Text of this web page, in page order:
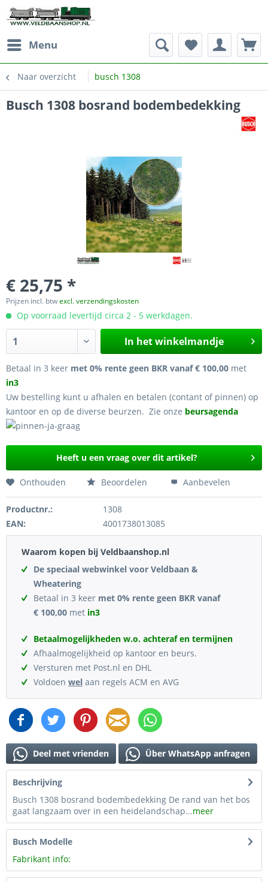
Menu
Naar overzicht busch 1308
Busch 1308 bosrand bodembedekking
€ 25,75 *
Prijzen incl. btwexcl. verzendingskosten
Op voorraad levertijd circa 2 - 5 werkdagen.
In het winkelmandje
Betaal in 3 keer met 0% rente geen BKR vanaf € 100,00 met
in3
Uw bestelling kunt u afhalen en betalen (contant of pinnen) op
kantoor en op de diverse beurzen. Zie onze beursagenda
Heeft u een vraag over dit artikel?
Onthouden Beoordelen Aanbevelen
Productnr.:
1308
EAN:
4001738013085
Waarom kopen bij Veldbaanshop.nl
De speciaal webwinkel voor Veldbaan &
Wheatering
Betaal in 3 keer met 0% rente geen BKR vanaf
€ 100,00 met in3
Betaalmogelijkheden w.o. achteraf en termijnen
Afhaalmogelijkheid op kantoor en beurs.
Versturen met Post.nl en DHL
Voldoen wel aan regels ACM en AVG
Deel met vrienden Über WhatsApp anfragen
Beschrijving
Busch 1308 bosrand bodembedekking De rand van het bos
gaat langzaam over in een heidelandschap...meer
Busch Modelle
Fabrikant info: